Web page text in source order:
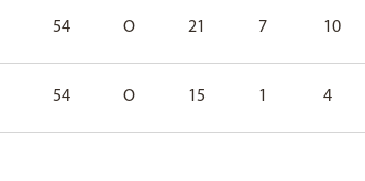
54 O 21 7 10
54 O 15 1 4